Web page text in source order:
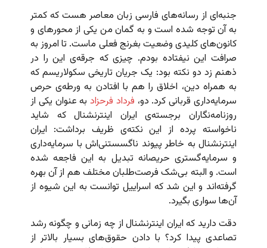
جنبه‌ای از رسانه‌های فارسی زبان معاصر هست که کمتر
به آن توجه شده است و به گمان من یکی از محورهای و
کانون‌های کلیدی وضعیت بغرنج فعلی ماست. تا امروز به
صرافت این نیفتاده بودم. چیزی که جرقه‌ی این را در
ذهنم زد دو نکته بود: یک جریان تاریخی سکولاریسم که
به همراه دین، اخلاق را هم با افتادن به ورطه‌ی حرص
سرمایه‌داری قربانی کرد. دو، فرداد فرحزادبه عنوان یکی از
روزنامه‌نگاران برجسته‌ی ایران اینترنشنال که شاید
ناخواسته پرده از این نکته‌ی ظریف برداشت: ایران
اینترنشنال به خاطر پیوند ناگسستنی‌اش با سرمایه‌داری
و سرمایه‌گستری حریصانه تبدیل به این فاجعه شده
است. و البته بی‌شک فرصت‌طلبان مختلف هم از آن بهره
گرفته‌اند و این شد که اسراییل توانست به این شیوه از
آن‌ها سواری بگیرد.
دقت دارید که ایران اینترنشنال از چه زمانی و چگونه رشد
تصاعدی پیدا کرد؟ با دادن حقوق‌های بسیار بالاتر از